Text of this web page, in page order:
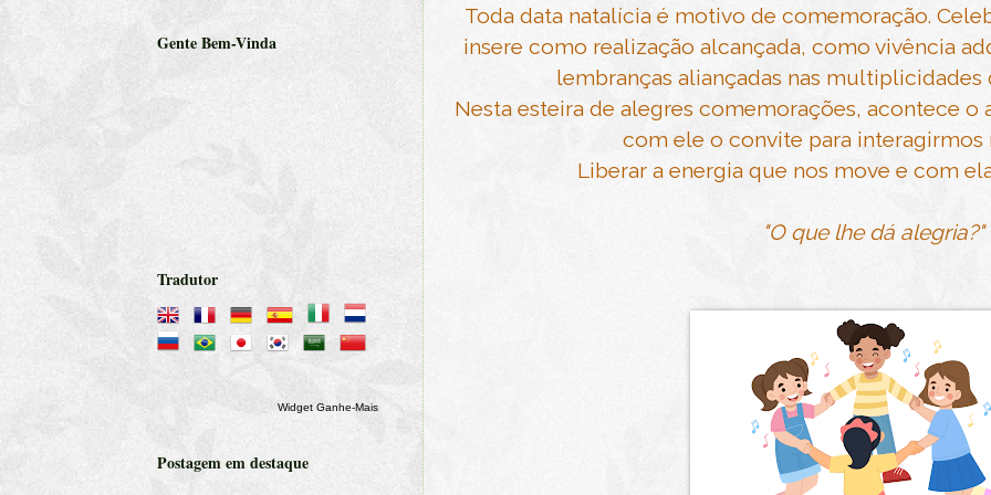
Toda data natalícia é motivo de comemoração.
insere como realização alcançada, como vivência
lembranças aliançadas nas
Nesta esteira de alegres comemorações, acontece
com ele o convite para interagirmos
Liberar a energia que nos move e com
"O que lhe dá alegria?"
Gente Bem-Vinda
Tradutor
Widget Ganhe-Mais
Postagem em destaque